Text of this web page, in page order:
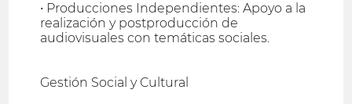
• Producciones Independientes: Apoyo a la
realización y postproducción de
audiovisuales con temáticas sociales.
Gestión Social y Cultural